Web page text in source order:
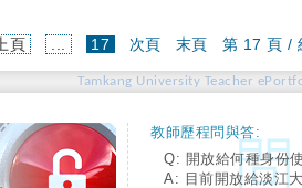
上頁 17 (current)
次頁 末頁 第 17 頁 /
Tamkang University Teacher
教師歷程問與答:
Q: 開放給何種身份
A: 目前開放給淡江